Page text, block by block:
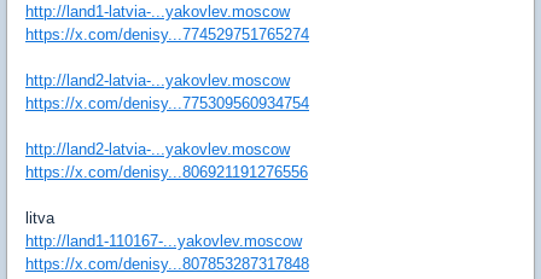
http://land1-latvia-...yakovlev.moscow
https://x.com/denisy...774529751765274
http://land2-latvia-...yakovlev.moscow
https://x.com/denisy...775309560934754
http://land2-latvia-...yakovlev.moscow
https://x.com/denisy...806921191276556
litva
http://land1-110167-...yakovlev.moscow
https://x.com/denisy...807853287317848